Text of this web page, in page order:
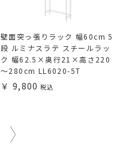
壁面突っ張りラック 幅60cm 5
段 ルミナスラテ スチールラッ
ク 幅62.5×奥行21×高さ220
～280cm LL6020-5T
9,800